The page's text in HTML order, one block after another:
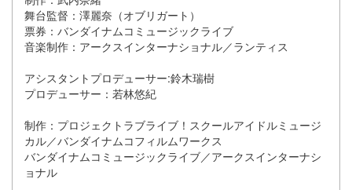
舞台監督：澤麗奈（オブリガート）
票券：バンダイナムコミュージックライブ
音楽制作：アークスインターナショナル／ランティス
アシスタントプロデューサー:鈴木瑞樹
プロデューサー：若林悠紀
制作：プロジェクトラブライブ！スクールアイドルミュージ
カル／バンダイナムコフィルムワークス
バンダイナムコミュージックライブ／アークスインターナシ
ョナル